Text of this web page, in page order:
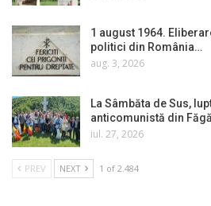
1 august 1964.
politici din România…
aug. 3, 2026
La Sâmbăta de Sus,
anticomunistă din
iul. 27, 2026
PREV NEXT 1 of 2.484